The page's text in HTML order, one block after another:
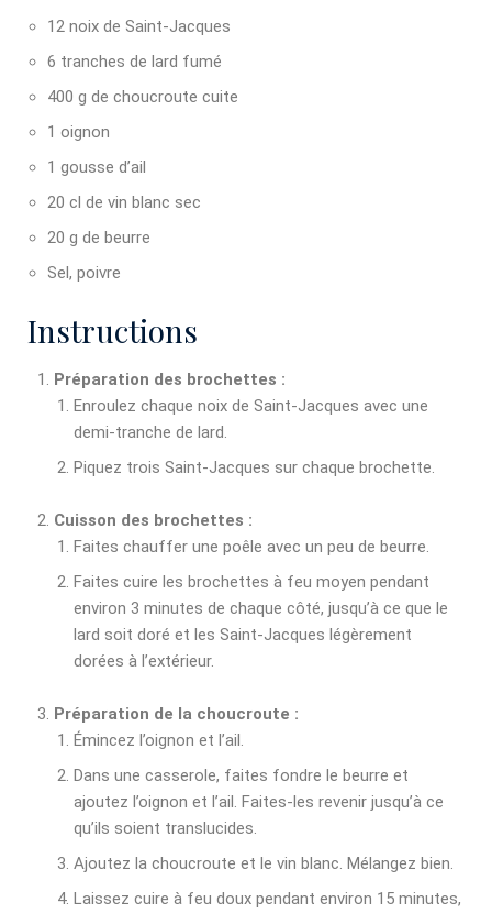
12 noix de Saint-Jacques
6 tranches de lard fumé
400 g de choucroute cuite
1 oignon
1 gousse d’ail
20 cl de vin blanc sec
20 g de beurre
Sel, poivre
Instructions
Préparation des brochettes :
Enroulez chaque noix de Saint-Jacques avec une
demi-tranche de lard.
Piquez trois Saint-Jacques sur chaque brochette.
Cuisson des brochettes :
Faites chauffer une poêle avec un peu de beurre.
Faites cuire les brochettes à feu moyen pendant
environ 3 minutes de chaque côté, jusqu’à ce que le
lard soit doré et les Saint-Jacques légèrement
dorées à l’extérieur.
Préparation de la choucroute :
Émincez l’oignon et l’ail.
Dans une casserole, faites fondre le beurre et
ajoutez l’oignon et l’ail. Faites-les revenir jusqu’à ce
qu’ils soient translucides.
Ajoutez la choucroute et le vin blanc. Mélangez bien.
Laissez cuire à feu doux pendant environ 15 minutes,